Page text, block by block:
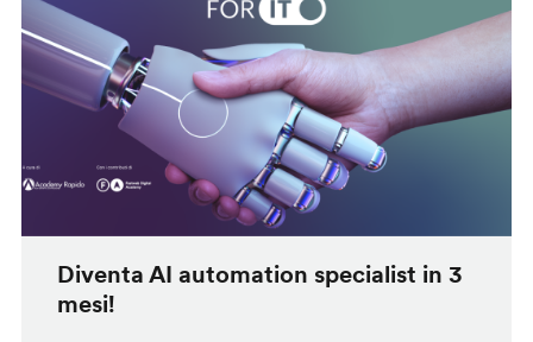
Diventa AI automation specialist in 3
mesi!